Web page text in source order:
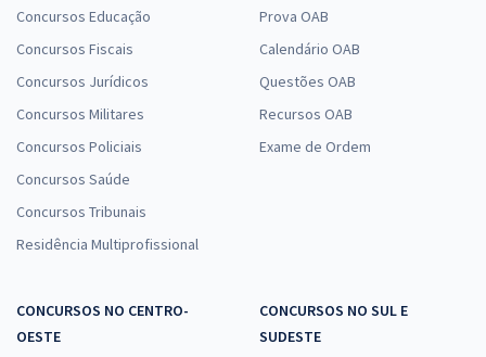
Concursos Educação
Concursos Fiscais
Concursos Jurídicos
Concursos Militares
Concursos Policiais
Concursos Saúde
Concursos Tribunais
Residência Multiprofissional
Prova OAB
Calendário OAB
Questões OAB
Recursos OAB
Exame de Ordem
CONCURSOS NO CENTRO-
OESTE
CONCURSOS NO SUL E
SUDESTE